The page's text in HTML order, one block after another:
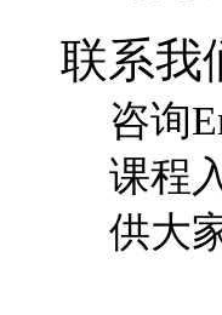
联系我
咨询
课程
供大